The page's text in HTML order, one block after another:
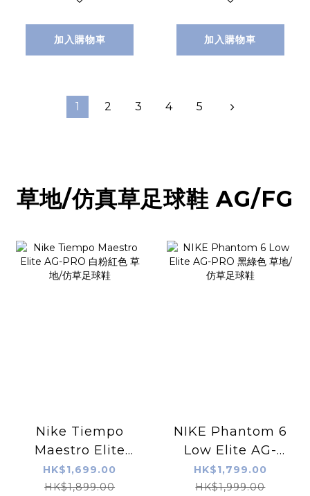
加入購物車 加入購物車
1 2 3 4 5
草地/仿真草足球鞋 AG/FG
Nike Tiempo
Maestro Elite
AG-PRO 白粉紅色
草地/仿草足球鞋
HK$1,699.00
HK$1,899.00
NIKE Phantom 6
Low Elite AG-
PRO 黑綠色 草地/
仿草足球鞋
HK$1,799.00
HK$1,999.00